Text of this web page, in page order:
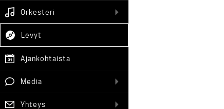
Orkesteri
Levyt
Ajankohtaista
Media
Yhteys